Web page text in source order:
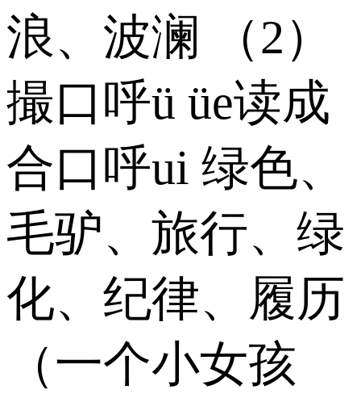
浪、波澜 （2）
撮口呼ü üe读成
合口呼ui 绿色、
毛驴、旅行、绿
化、纪律、履历
（一个小女孩